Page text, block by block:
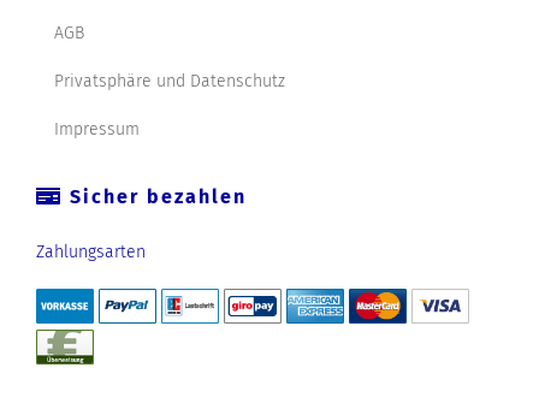
AGB
Privatsphäre und Datenschutz
Impressum
Sicher bezahlen
Zahlungsarten